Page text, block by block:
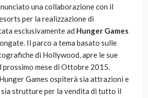
una collaborazione con il
per la realizzazione di
esclusivamente ad Hunger Games
Il parco a tema basato sulle
di Hollywood, apre le sue
prossimo mese di Ottobre 2015.
Hunger Games ospiterà sia attrazioni e
strutture per la vendita di tutto il